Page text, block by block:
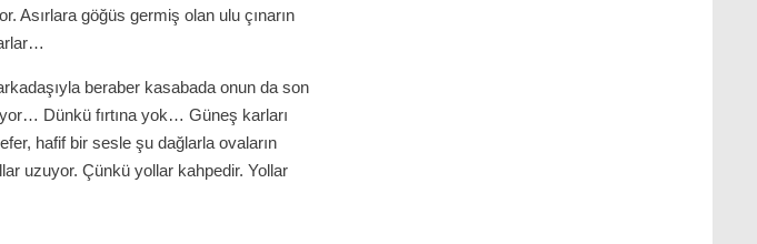
Asırlara göğüs germiş olan ulu çınarın
beraber kasabada onun da son
Dünkü fırtına yok… Güneş karları
hafif bir sesle şu dağlarla ovaların
uzuyor. Çünkü yollar kahpedir. Yollar